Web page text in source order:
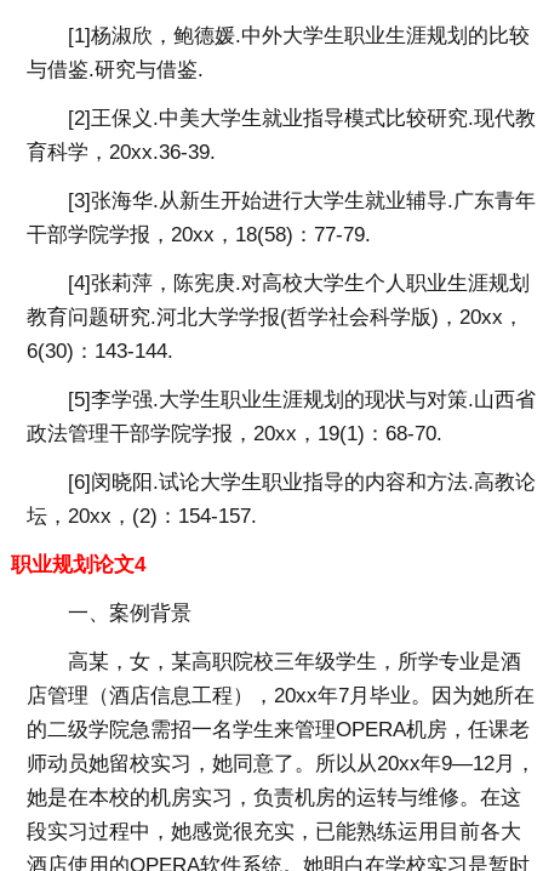
[1]杨淑欣，鲍德媛.中外大学生职业生涯规划的比较
与借鉴.研究与借鉴.
[2]王保义.中美大学生就业指导模式比较研究.现代教
育科学，20xx.36-39.
[3]张海华.从新生开始进行大学生就业辅导.广东青年
干部学院学报，20xx，18(58)：77-79.
[4]张莉萍，陈宪庚.对高校大学生个人职业生涯规划
教育问题研究.河北大学学报(哲学社会科学版)，20xx，
6(30)：143-144.
[5]李学强.大学生职业生涯规划的现状与对策.山西省
政法管理干部学院学报，20xx，19(1)：68-70.
[6]闵晓阳.试论大学生职业指导的内容和方法.高教论
坛，20xx，(2)：154-157.
职业规划论文4
一、案例背景
高某，女，某高职院校三年级学生，所学专业是酒
店管理（酒店信息工程），20xx年7月毕业。因为她所在
的二级学院急需招一名学生来管理OPERA机房，任课老
师动员她留校实习，她同意了。所以从20xx年9—12月，
她是在本校的机房实习，负责机房的运转与维修。在这
段实习过程中，她感觉很充实，已能熟练运用目前各大
酒店使用的OPERA软件系统。她明白在学校实习是暂时